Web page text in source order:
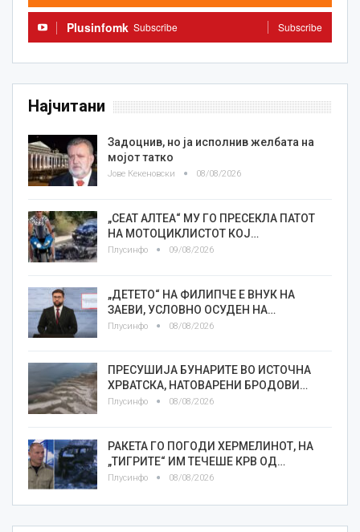
Plusinfomk Subscribe Subscribe
Најчитани
Задоцнив, но ја исполнив желбата на
мојот татко
Јове Кекеновски 08/08/2026
„СЕАТ АЛТЕА“ МУ ГО ПРЕСЕКЛА ПАТОТ
НА МОТОЦИКЛИСТОТ КОЈ…
Плусинфо 09/08/2026
„ДЕТЕТО“ НА ФИЛИПЧЕ Е ВНУК НА
ЗАЕВИ, УСЛОВНО ОСУДЕН НА…
Плусинфо 08/08/2026
ПРЕСУШИЈА БУНАРИТЕ ВО ИСТОЧНА
ХРВАТСКА, НАТОВАРЕНИ БРОДОВИ…
Плусинфо 08/08/2026
РАКЕТА ГО ПОГОДИ ХЕРМЕЛИНОТ, НА
„ТИГРИТЕ“ ИМ ТЕЧЕШЕ КРВ ОД…
Плусинфо 08/08/2026